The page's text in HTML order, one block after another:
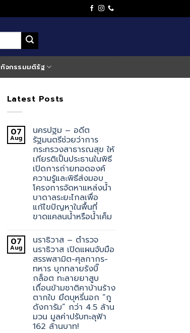
กิจกรรมมติรัฐ
Latest Posts
07
Aug
นครปฐม – อดีต
รัฐมนตรีช่วยว่าการ
กระทรวงสาธารณสุข ให้
เกียรติเป็นประธานในพิธี
เปิดการถ่ายทอดองค์
ความรู้และพิธีส่งมอบ
โครงการจัดหาแหล่งน้ำ
บาดาลระยะไกลเพื่อ
แก้ไขปัญหาในพื้นที่
ขาดแคลนน้ำหรือน้ำเค็ม
07
Aug
นราธิวาส – ตำรวจ
นราธิวาส เปิดแผนจับมือ
สรรพสามิต-ศุลกากร-
ทหาร บุกทลายรังบิ๊
กล็อต ทะลายยาสูบ
เถื่อนข้ามชาติคาบ้านร้าง
ตากใบ ยึดบุหรี่นอก “กู
ดังการัม” กว่า 4.5 ล้าน
มวน มูลค่าปรับทะลุฟ้า
162 ล้านบาท!